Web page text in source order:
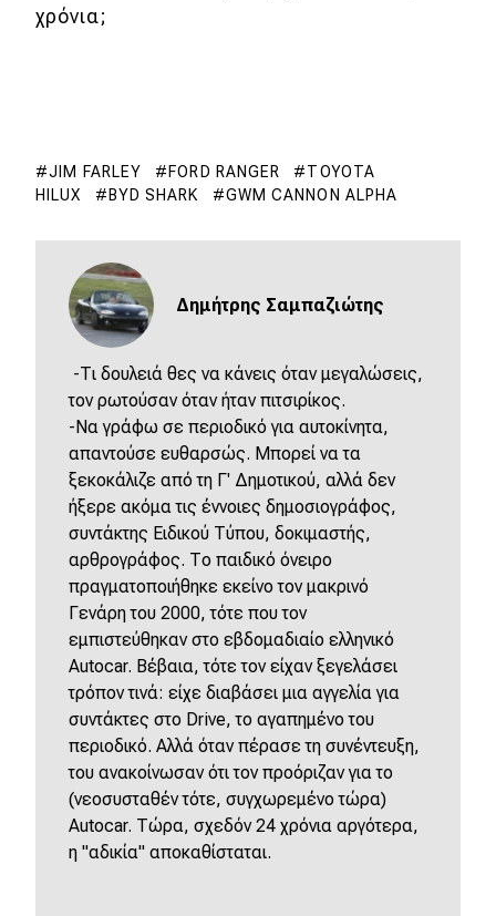
χρόνια;
JIM FARLEY FORD RANGER
TOYOTA
HILUX
BYD SHARK GWM CANNON ALPHA
Δημήτρης Σαμπαζιώτης
-Τι δουλειά θες να κάνεις όταν μεγαλώσεις,
τον ρωτούσαν όταν ήταν πιτσιρίκος.
-Να γράφω σε περιοδικό για αυτοκίνητα,
απαντούσε ευθαρσώς. Μπορεί να τα
ξεκοκάλιζε από τη Γ' Δημοτικού, αλλά δεν
ήξερε ακόμα τις έννοιες δημοσιογράφος,
συντάκτης Ειδικού Τύπου, δοκιμαστής,
αρθρογράφος. Το παιδικό όνειρο
πραγματοποιήθηκε εκείνο τον μακρινό
Γενάρη του 2000, τότε που τον
εμπιστεύθηκαν στο εβδομαδιαίο ελληνικό
Autocar. Βέβαια, τότε τον είχαν ξεγελάσει
τρόπον τινά: είχε διαβάσει μια αγγελία για
συντάκτες στο Drive, το αγαπημένο του
περιοδικό. Αλλά όταν πέρασε τη συνέντευξη,
του ανακοίνωσαν ότι τον προόριζαν για το
(νεοσυσταθέν τότε, συγχωρεμένο τώρα)
Autocar. Τώρα, σχεδόν 24 χρόνια αργότερα,
η "αδικία" αποκαθίσταται.